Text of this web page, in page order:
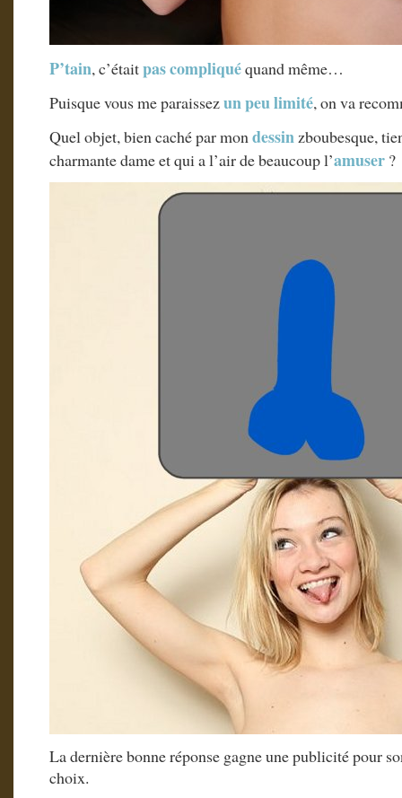
P’tain, c’étaitpas compliquéquand même…
Puisque vous me paraissezun peu limité, on va
Quel objet, bien caché par mondessinzboubesque,
charmante dame et qui a l’air de beaucoup l’amuser ?
La dernière bonne réponse gagne une publicité pour
choix.